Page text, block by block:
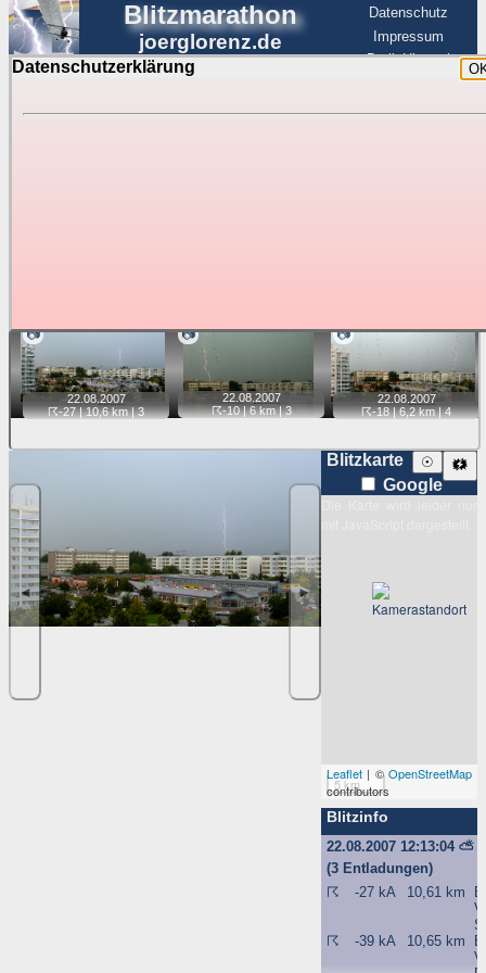
Datenschutzerklärung
Blitzmarathon
joerglorenz.de
Datenschutz
Impressum
BerlinHimmel
Blitzmarathon
Luftfahrt
📷
22.08.2007
☈-27| 10,6 km |3
📷
22.08.2007
☈-10| 6 km |3
📷
22.08. 2007
☈-18| 6,2 km |4
◄ ►
Blitzkarte 🗱
☉
Google
5 km
Leaflet | ©OpenStreetMap
contributors
Blitzinfo
22.08.2007 12:13:04⛅
(3 Entladungen)
☈
-27 kA 10,61 km
☈
-39 kA 10,65 km